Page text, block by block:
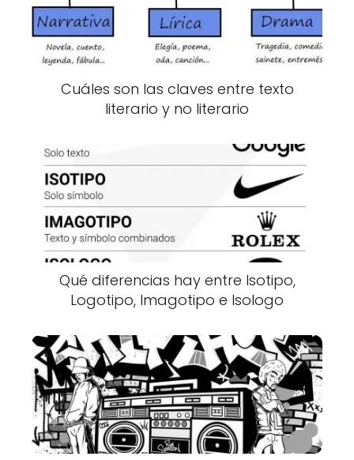
Cuáles son las claves entre texto
literario y no literario
Qué diferencias hay entre Isotipo,
Logotipo, Imagotipo e Isologo